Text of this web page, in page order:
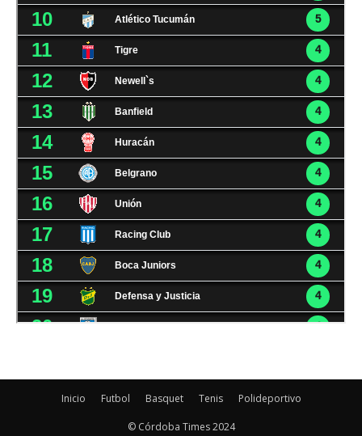
Inicio Futbol Basquet Tenis Polideportivo
© Córdoba Times 2024